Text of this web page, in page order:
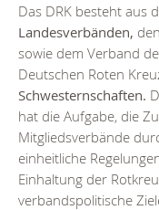
Das DRK besteht aus
Landesverbänden,
sowie dem Verband
Deutschen Roten
Schwesternschaften.
hat die Aufgabe, die
Mitgliedsverbände
einheitliche
Einhaltung der
verbandspolitische